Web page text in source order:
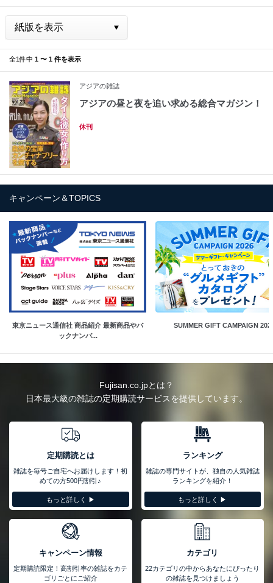
全1件中 1 〜 1 件を表示
アジアの雑誌
アジアの昼と夜を追い求める総合マガジン！
休刊
キャンペーン＆TOPICS
東京ニュース通信社 商品紹介 最新商品やバ
ックナンバ...
SUMMER GIFT CAMPAIGN
Fujisan.co.jpとは？
日本最大級の雑誌の定期購読サービスを提供しています。
定期購読とは
雑誌を毎号ご自宅へお届けします！初
めての方500円割引♪
もっと詳しく ▶︎
ランキング
雑誌の専門サイトが、独自の人気雑誌
ランキングを紹介！
もっと詳しく ▶︎
キャンペーン情報
定期購読限定！高割引率の雑誌をカテ
ゴリごとにご紹介
カテゴリ
22カテゴリの中からあなたにぴったり
の雑誌を見つけましょう